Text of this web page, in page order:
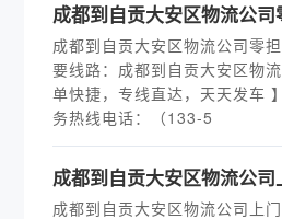
成都到自贡大安区物流公司
成都到自贡大安区物流公司零
要线路：成都到自贡大安区物
单快捷，专线直达，天天发车
务热线电话：（133-5
成都到自贡大安区物流公司
成都到自贡大安区物流公司上